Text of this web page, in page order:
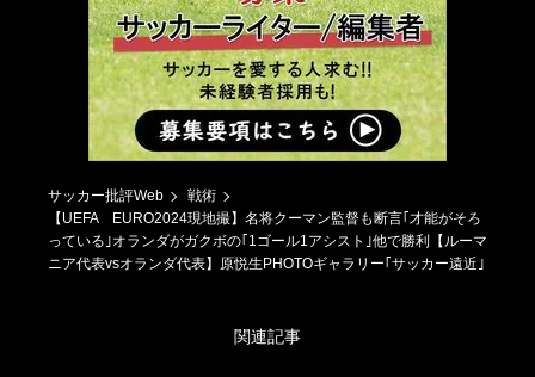
サッカー批評Web
戦術
【UEFA EURO2024現地撮】名将クーマン監督も断言｢才能がそろ
っている｣オランダがガクボの｢1ゴール1アシスト｣他で勝利【ルーマ
ニア代表vsオランダ代表】原悦生PHOTOギャラリー｢サッカー遠近｣
関連記事